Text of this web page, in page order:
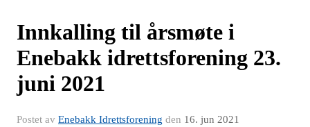
Innkalling til årsmøte i
Enebakk idrettsforening 23.
juni 2021
Postet av Enebakk Idrettsforening den 16. jun 2021